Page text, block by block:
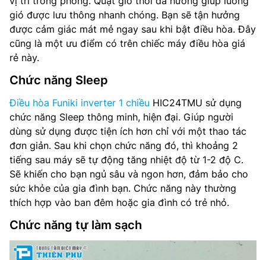
gió được lưu thông nhanh chóng. Bạn sẽ tận hưởng
được cảm giác mát mẻ ngay sau khi bật điều hòa. Đây
cũng là một ưu điểm có trên chiếc máy điều hòa giá
rẻ này.
Chức năng Sleep
Điều hòa Funiki inverter 1 chiều HIC24TMU sử dụng
chức năng Sleep thông minh, hiện đại. Giúp người
dùng sử dụng được tiện ích hơn chỉ với một thao tác
đơn giản. Sau khi chọn chức năng đó, thì khoảng 2
tiếng sau máy sẽ tự động tăng nhiệt độ từ 1-2 độ C.
Sẽ khiến cho bạn ngủ sâu và ngon hơn, đảm bảo cho
sức khỏe của gia đình bạn. Chức năng này thường
thích hợp vào ban đêm hoặc gia đình có trẻ nhỏ.
Chức năng tự làm sạch